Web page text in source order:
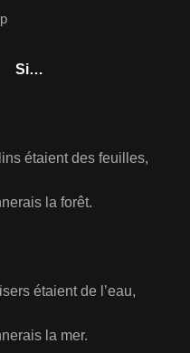
Si…
étaient des feuilles,
la forêt.
étaient de l’eau,
la mer.